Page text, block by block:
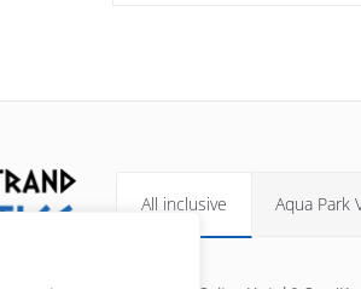
All inclusive Aqua Park